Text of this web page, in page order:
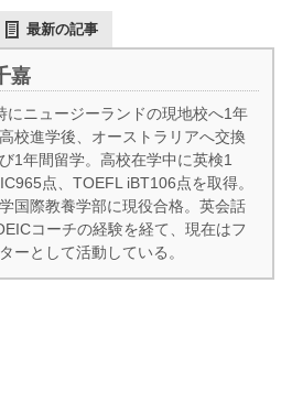
最新の記事
嘉
にニュージーランドの現地校へ1年
校進学後、オーストラリアへ交換
1年間留学。高校在学中に英検1
点、TOEFL iBT106点を取得。
国際教養学部に現役合格。英会話
コーチの経験を経て、現在はフ
ーとして活動している。